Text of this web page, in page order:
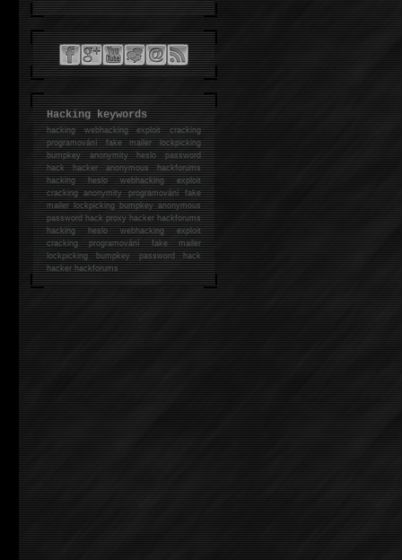
Hacking keywords
hackingwebhacking exploit cracking
programování fake mailer lockpicking
bumpkey anonymity heslo password
hackhacker anonymous hackforums
hackingheslo webhacking exploit
cracking anonymity programování fake
mailer lockpicking bumpkey anonymous
password hack proxy hacker hackforums
hacking heslo webhacking exploit
cracking programování fake mailer
lockpicking bumpkey password hack
hackerhackforums